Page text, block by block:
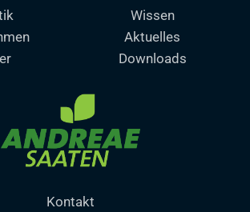
Wissen
Aktuelles
Downloads
Kontakt